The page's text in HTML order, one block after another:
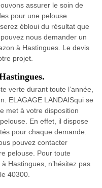
assurer le soin de
pour une pelouse
ébloui du résultat que
nous demander un
à Hastingues. Le devis
projet.
verte durant toute l’année,
ELAGAGE LANDAISqui se
met à votre disposition
En effet, il dispose
pour chaque demande.
pouvez contacter
pelouse. Pour toute
Hastingues, n’hésitez pas
40300.